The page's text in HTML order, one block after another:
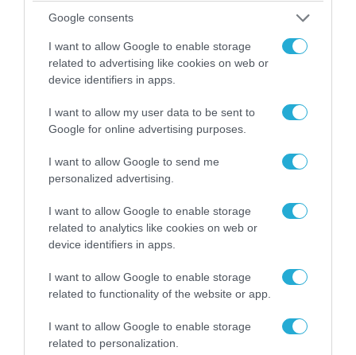
Google consents
I want to allow Google to enable storage
related to advertising like cookies on web or
device identifiers in apps.
I want to allow my user data to be sent to
Google for online advertising purposes.
I want to allow Google to send me
personalized advertising.
I want to allow Google to enable storage
related to analytics like cookies on web or
device identifiers in apps.
I want to allow Google to enable storage
related to functionality of the website or app.
I want to allow Google to enable storage
related to personalization.
Ο Γιάννης Αλαφούζος «τέλειωσε» τον
Κωνσταντίνο Ζούλα από τον ΣΚΑΪ – Ο λόγος της
απομάκρυνσής του
06.08.2026 | 14:02
«Επιχείρηση ελεύθερα πεζοδρόμια» στην
αντικείμενα από κοινόχρηστους χώρους